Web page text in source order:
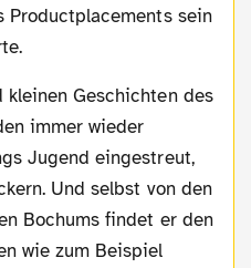
Productplacements sein
immer wieder
Jugend eingestreut,
Und selbst von den
Bochums findet er den
wie zum Beispiel